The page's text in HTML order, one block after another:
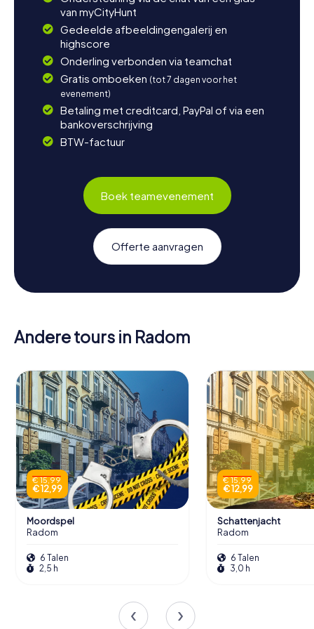
van myCityHunt
Gedeelde afbeeldingengalerij en
highscore
Onderling verbonden via teamchat
Gratis omboeken (tot 7 dagen voor het
evenement)
Betaling met creditcard, PayPal of via een
bankoverschrijving
BTW-factuur
Boek teamevenement
Offerte aanvragen
Andere tours in Radom
€ 15,99
€ 12,99
Moordspel
Radom
6 Talen
2,5 h
€ 15,99
€ 12,99
Schattenjacht
Radom
6 Talen
3,0 h